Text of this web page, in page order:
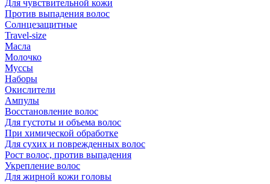
Для чувствительной кожи
Против выпадения волос
Солнцезащитные
Travel-size
Масла
Молочко
Муссы
Наборы
Окислители
Ампулы
Восстановление волос
Для густоты и объема волос
При химической обработке
Для сухих и поврежденных волос
Рост волос, против выпадения
Укрепление волос
Для жирной кожи головы